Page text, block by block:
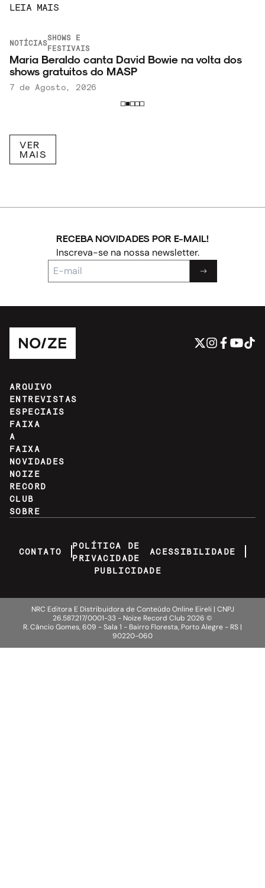
LEIA MAIS
NOTÍCIAS
SHOWS E
FESTIVAIS
Maria Beraldo canta David Bowie na volta dos
shows gratuitos do MASP
7 de Agosto, 2026
VER
MAIS
RECEBA NOVIDADES POR E-MAIL!
Inscreva-se na nossa newsletter.
ARQUIVO
ENTREVISTAS
ESPECIAIS
FAIXA
A
FAIXA
NOVIDADES
NOIZE
RECORD
CLUB
SOBRE
CONTATO
POLÍTICA DE
PRIVACIDADE
ACESSIBILIDADE
PUBLICIDADE
NRC Editora E Distribuidora de Conteúdo Online Eireli | CNPJ
26.587.217/0001-33 - Noize Record Club 2026 ©
R. Câncio Gomes, 609 - Sala 1 - Bairro Floresta, Porto Alegre - RS |
90220-060